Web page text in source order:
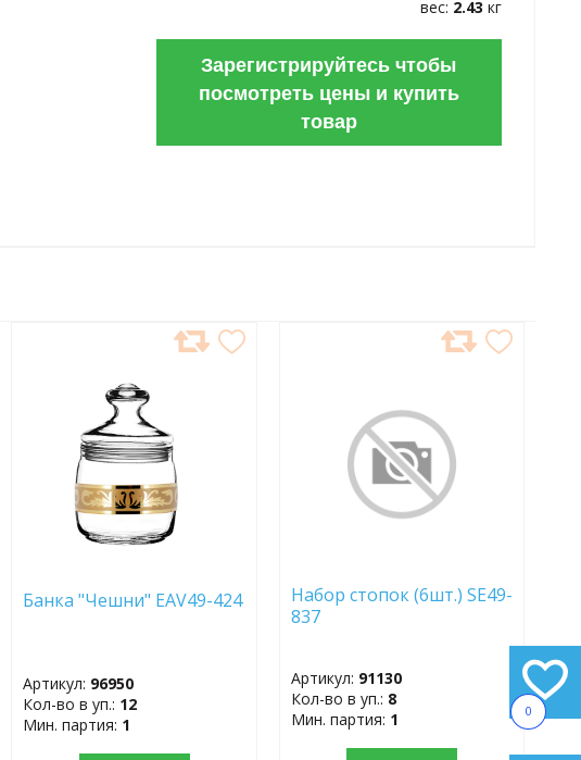
0
вес: 2.43 кг
Зарегистрируйтесь чтобы
посмотреть цены и купить
товар
ИЗБРАННОЕ
Банка "Чешни" EAV49-424
Артикул: 96950
Кол-во в уп.: 12
Мин. партия: 1
Набор стопок (6шт.) SE49-
837
Артикул: 91130
Кол-во в уп.: 8
Мин. партия: 1